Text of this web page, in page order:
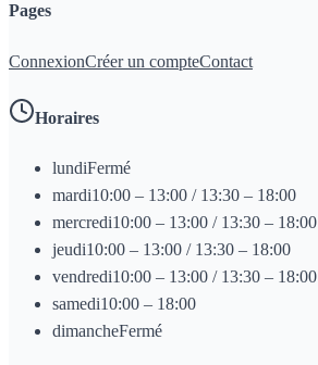
Pages
ConnexionCréer un compteContact
Horaires
lundiFermé
mardi10:00 – 13:00 / 13:30 – 18:00
mercredi10:00 – 13:00 / 13:30 – 18:00
jeudi10:00 – 13:00 / 13:30 – 18:00
vendredi10:00 – 13:00 / 13:30 – 18:00
samedi10:00 – 18:00
dimancheFermé